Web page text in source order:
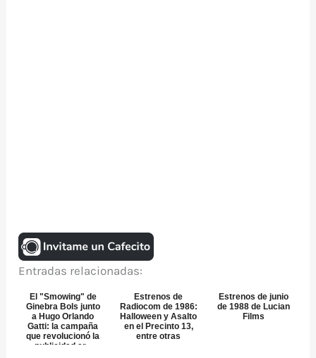
Entradas relacionadas:
El "Smowing" de
Ginebra Bols junto
a Hugo Orlando
Gatti: la campaña
que revolucionó la
publicidad ar...
Estrenos de
Radiocom de 1986:
Halloween y Asalto
en el Precinto 13,
entre otras
Estrenos de junio
de 1988 de Lucian
Films